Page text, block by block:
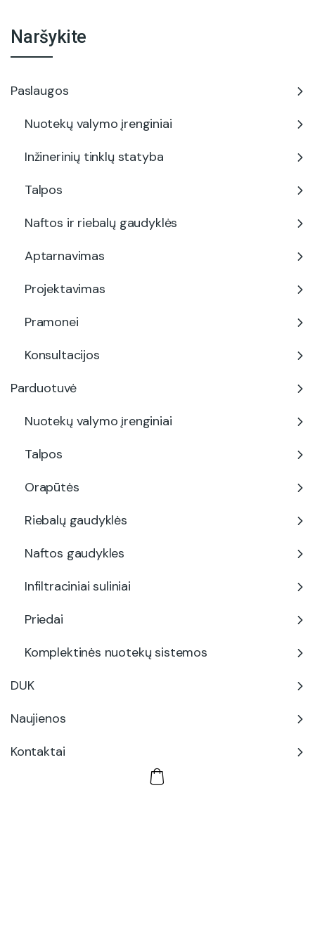
Naršykite
Paslaugos
Nuotekų valymo įrenginiai
Inžinerinių tinklų statyba
Talpos
Naftos ir riebalų gaudyklės
Aptarnavimas
Projektavimas
Pramonei
Konsultacijos
Parduotuvė
Nuotekų valymo įrenginiai
Talpos
Orapūtės
Riebalų gaudyklės
Naftos gaudykles
Infiltraciniai suliniai
Priedai
Komplektinės nuotekų sistemos
DUK
Naujienos
Kontaktai